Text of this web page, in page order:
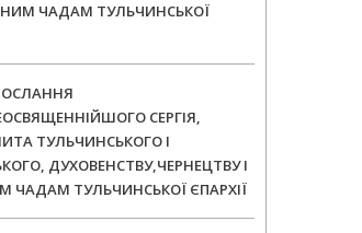
ЧАДАМ ТУЛЬЧИНСЬКОЇ
СЕРГІЯ,
ТУЛЬЧИНСЬКОГО І
ДУХОВЕНСТВУ,ЧЕРНЕЦТВУ І
ЧАДАМ ТУЛЬЧИНСЬКОЇ ЄПАРХІЇ